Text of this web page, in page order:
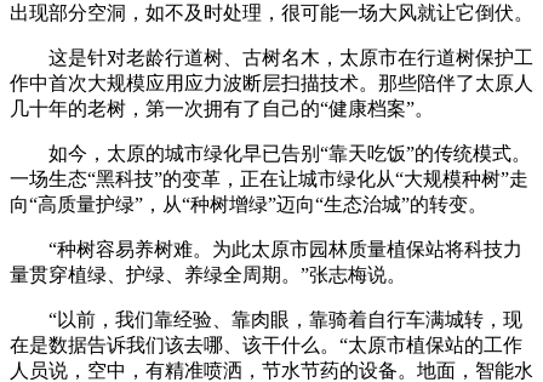
出现部分空洞，如不及时处理，很可能一场大风就让它倒伏。
这是针对老龄行道树、古树名木，太原市在行道树保护工
作中首次大规模应用应力波断层扫描技术。那些陪伴了太原人
几十年的老树，第一次拥有了自己的“健康档案”。
如今，太原的城市绿化早已告别“靠天吃饭”的传统模式。
一场生态“黑科技”的变革，正在让城市绿化从“大规模种树”走
向“高质量护绿”，从“种树增绿”迈向“生态治城”的转变。
“种树容易养树难。为此太原市园林质量植保站将科技力
量贯穿植绿、护绿、养绿全周期。”张志梅说。
“以前，我们靠经验、靠肉眼，靠骑着自行车满城转，现
在是数据告诉我们该去哪、该干什么。“太原市植保站的工作
人员说，空中，有精准喷洒，节水节药的设备。地面，智能水